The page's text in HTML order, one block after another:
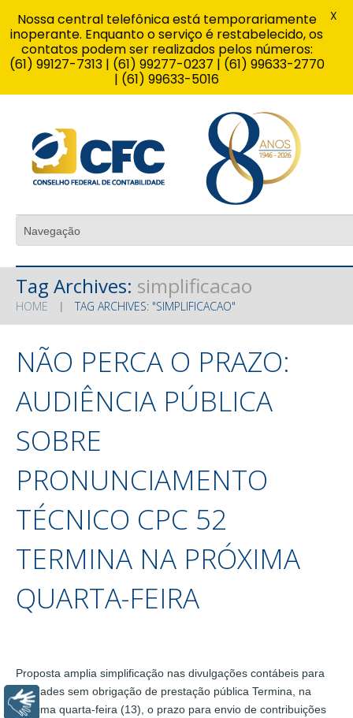
Tag Archives: simplificacao
HOME TAG ARCHIVES: "SIMPLIFICACAO"
NÃO PERCA O PRAZO:
AUDIÊNCIA PÚBLICA
SOBRE
PRONUNCIAMENTO
TÉCNICO CPC 52
TERMINA NA PRÓXIMA
QUARTA-FEIRA
Proposta amplia simplificação nas divulgações contábeis para
entidades sem obrigação de prestação pública Termina, na
próxima quarta-feira (13), o prazo para envio de contribuições
Nossa central telefônica está temporariamente
inoperante. Enquanto o serviço é restabelecido, os
contatos podem ser realizados pelos números:
(61) 99127-7313 | (61) 99277-0237 | (61) 99633-2770
| (61) 99633-5016
X